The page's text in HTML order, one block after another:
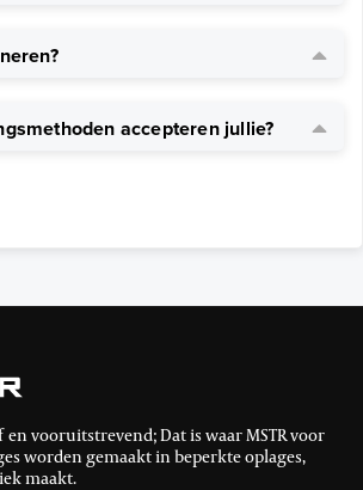
accepteren jullie?
vooruitstrevend; Dat is waar MSTR voor
worden gemaakt in beperkte oplages,
maakt.